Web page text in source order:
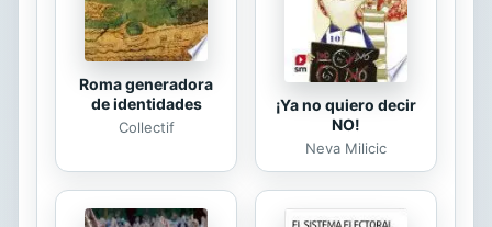
Roma generadora
de identidades
Collectif
¡Ya no quiero decir
NO!
Neva Milicic